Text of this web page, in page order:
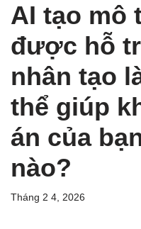
AI tạo mô
được hỗ
nhân tạo
thể giúp
án của
nào?
Tháng 2 4, 2026